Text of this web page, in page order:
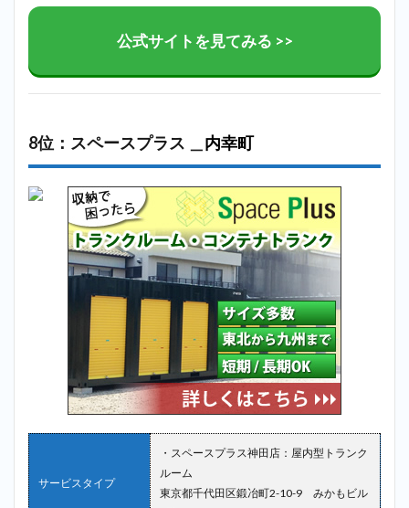
公式サイトを見てみる >>
8位：スペースプラス ＿ 内幸町
サービスタイプ
・スペースプラス神田店：屋内型トランク
ルーム
東京都千代田区鍛冶町2-10-9 みかもビル